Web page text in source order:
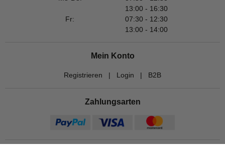
13:00 - 16:30
Fr:
07:30 - 12:30
13:00 - 14:00
Mein Konto
Registrieren | Login | B2B
Zahlungsarten